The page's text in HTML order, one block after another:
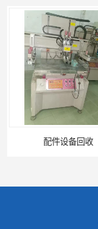
二手设备回收